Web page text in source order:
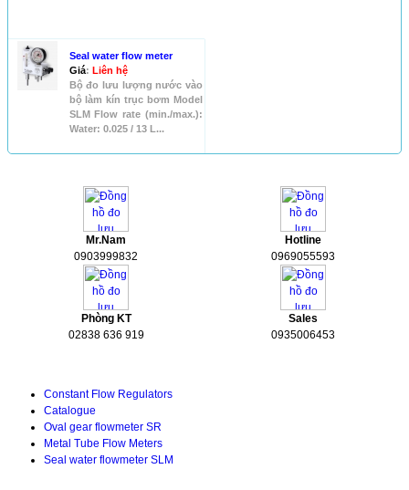
Seal water flow meter
Giá: Liên hệ
Bộ đo lưu lượng nước vào
bộ làm kín trục bơm Model
SLM Flow rate (min./max.):
Water: 0.025 / 13 L...
Mr.Nam
0903999832
Hotline
0969055593
Phòng KT
02838 636 919
Sales
0935006453
Constant Flow Regulators
Catalogue
Oval gear flowmeter SR
Metal Tube Flow Meters
Seal water flowmeter SLM